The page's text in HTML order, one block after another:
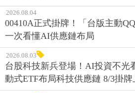
2026.08.04
00410A正式掛牌！「台版主動
一次看懂AI供應鏈布局
2026.08.03
台股科技新兵登場！AI投資不光
動式ETF布局科技供應鏈 8/3掛牌